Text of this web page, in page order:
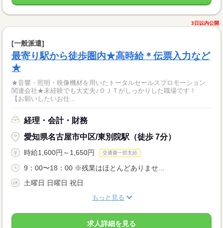
3日以内公開
[一般派遣]
最寄り駅から徒歩圏内★高時給＊伝票入力など
★
★音響・照明・映像機材を用いたトータルセールスプロモーション
関連会社★未経験でも大丈夫♪ＯＪＴがしっかりした職場です！
【お願いしたいお仕...
経理・会計・財務
愛知県名古屋市中区/東別院駅（徒歩 7分）
時給1,600円～1,650円 交通費一部支給
9：00〜18：00 ※残業はほとんどありませ...
土曜日 日曜日 祝日
もっと見る
求人詳細を見る